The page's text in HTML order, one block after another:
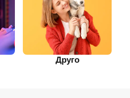
Друго